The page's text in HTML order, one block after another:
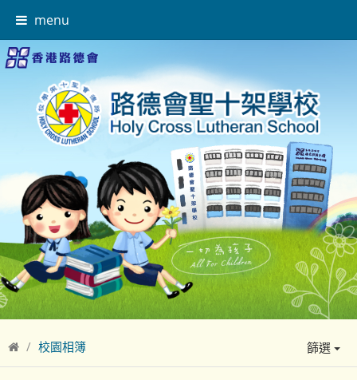
menu
校園相簿 篩選